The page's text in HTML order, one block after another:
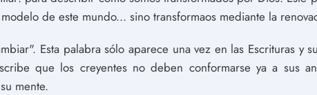
de este mundo... sino transformaos mediante la
Esta palabra sólo aparece una vez en las Escrituras y
que los creyentes no deben conformarse ya a sus
mente.